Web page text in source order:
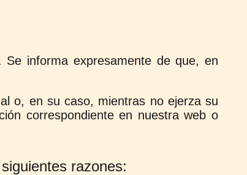
informa expresamente de que, en
o, en su caso, mientras no ejerza su
correspondiente en nuestra web o
razones: